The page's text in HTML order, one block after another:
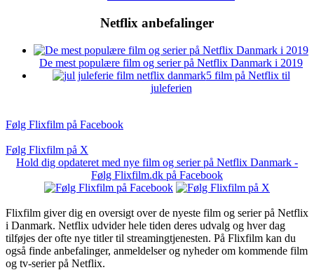
Netflix anbefalinger
De mest populære film og serier på Netflix Danmark i 2019
5 film på Netflix til
juleferien
Følg Flixfilm på Facebook
Følg Flixfilm på X
Hold dig opdateret med nye film og serier på Netflix Danmark -
Følg Flixfilm.dk på Facebook
Flixfilm giver dig en oversigt over de nyeste film og serier på Netflix
i Danmark. Netflix udvider hele tiden deres udvalg og hver dag
tilføjes der ofte nye titler til streamingtjenesten. På Flixfilm kan du
også finde anbefalinger, anmeldelser og nyheder om kommende film
og tv-serier på Netflix.